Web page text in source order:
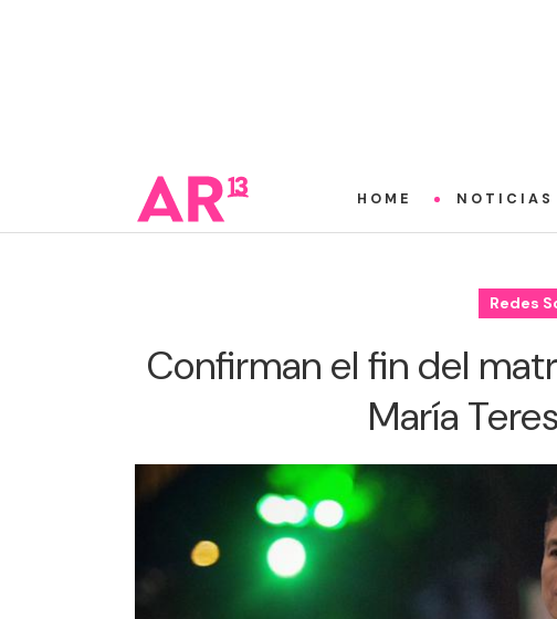
HOME NOTICIAS
Redes
Confirman el fin del
María